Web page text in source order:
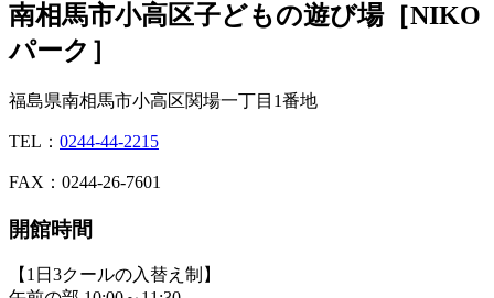
南相馬市小高区子どもの遊び場［NIKO
パーク］
福島県南相馬市小高区関場一丁目1番地
TEL： 0244-44-2215
FAX：0244-26-7601
開館時間
【1日3クールの入替え制】